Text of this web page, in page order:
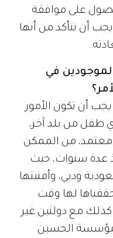
على موافقة
أن نتأكد من أنها
في
أن تكون الأمور
طفل من بلد آخر،
معتمد، من الممكن
عدة سنوات، حيث
ودبي، وأمنيتها
لها وقت
مع دولتين غير
مؤسسة الحسين